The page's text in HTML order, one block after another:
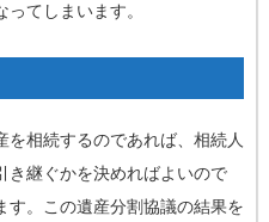
てしまいます。
相続するのであれば、相続人
き継ぐかを決めればよいので
す。この遺産分割協議の結果を